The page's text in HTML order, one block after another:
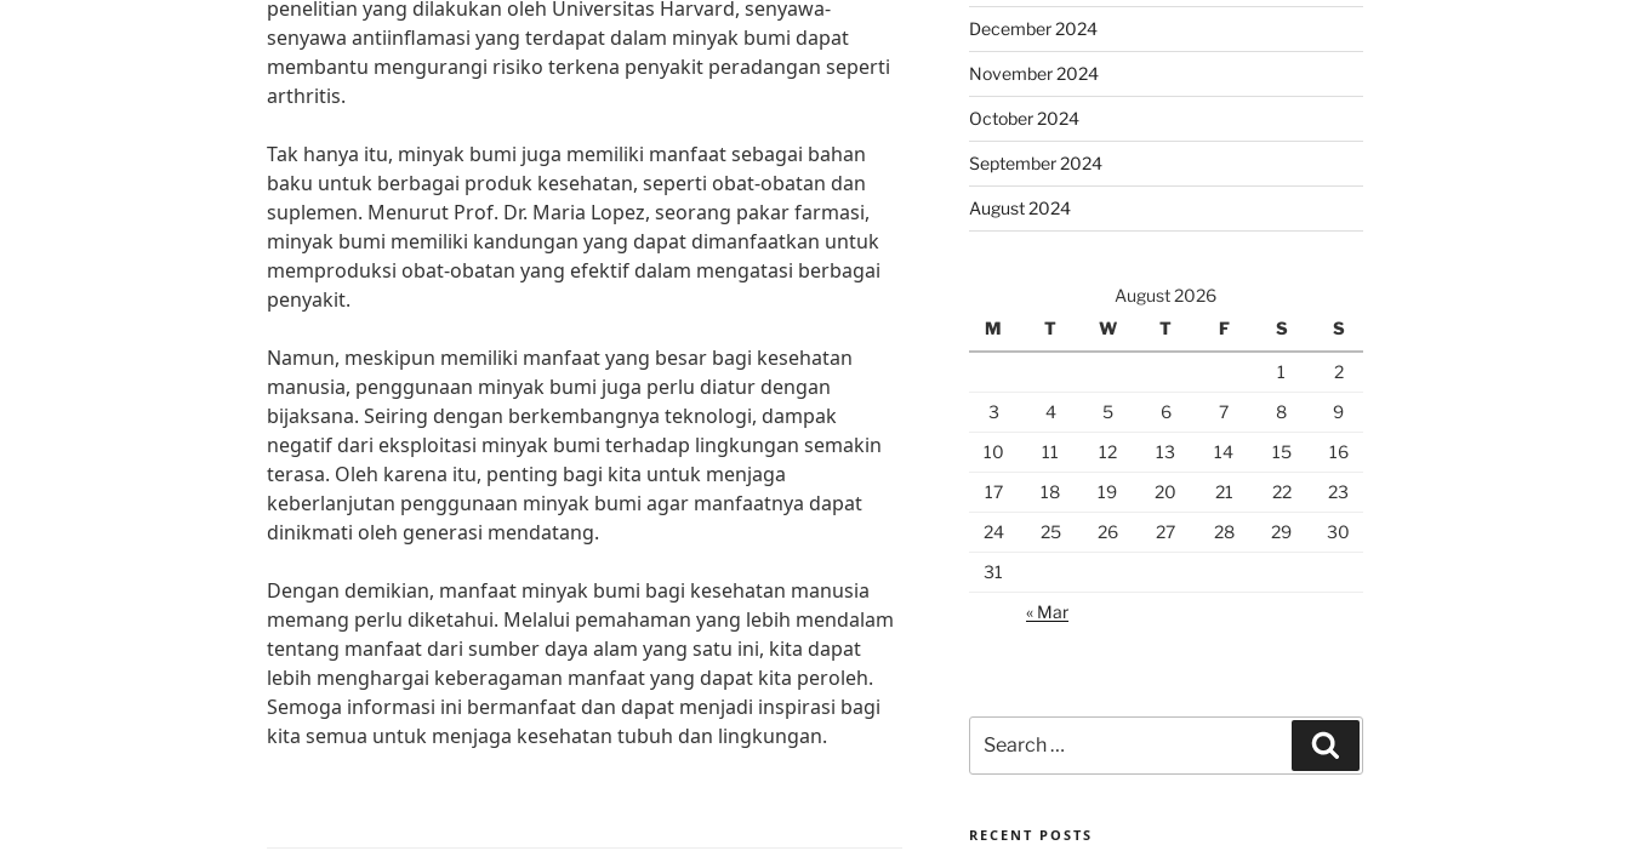
penelitian yang dilakukan oleh Universitas Harvard, senyawa-
senyawa antiinflamasi yang terdapat dalam minyak bumi dapat
membantu mengurangi risiko terkena penyakit peradangan seperti
arthritis.
Tak hanya itu, minyak bumi juga memiliki manfaat sebagai bahan
baku untuk berbagai produk kesehatan, seperti obat-obatan dan
suplemen. Menurut Prof. Dr. Maria Lopez, seorang pakar farmasi,
minyak bumi memiliki kandungan yang dapat dimanfaatkan untuk
memproduksi obat-obatan yang efektif dalam mengatasi berbagai
penyakit.
Namun, meskipun memiliki manfaat yang besar bagi kesehatan
manusia, penggunaan minyak bumi juga perlu diatur dengan
bijaksana. Seiring dengan berkembangnya teknologi, dampak
negatif dari eksploitasi minyak bumi terhadap lingkungan semakin
terasa. Oleh karena itu, penting bagi kita untuk menjaga
keberlanjutan penggunaan minyak bumi agar manfaatnya dapat
dinikmati oleh generasi mendatang.
Dengan demikian, manfaat minyak bumi bagi kesehatan manusia
memang perlu diketahui. Melalui pemahaman yang lebih mendalam
tentang manfaat dari sumber daya alam yang satu ini, kita dapat
lebih menghargai keberagaman manfaat yang dapat kita peroleh.
Semoga informasi ini bermanfaat dan dapat menjadi inspirasi bagi
kita semua untuk menjaga kesehatan tubuh dan lingkungan.
December 2024
November 2024
October 2024
September 2024
August 2024
August 2026
M
T W T F S S
1
2
3
4 5 6 7 8
9
10
11 12 13 14 15
16
17
18 19 20 21 22
23
24
25 26 27 28 29
30
31
« Mar
for:
RECENT POSTS